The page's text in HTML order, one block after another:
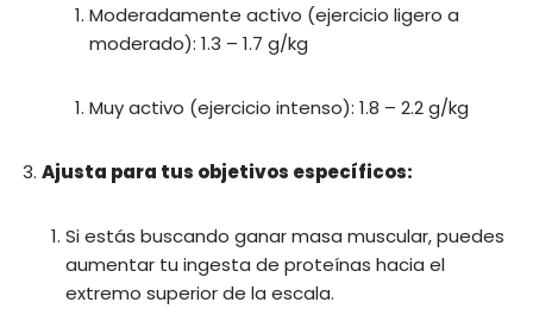
Moderadamente activo (ejercicio ligero a
moderado): 1.3 – 1.7 g/kg
Muy activo (ejercicio intenso): 1.8 – 2.2 g/kg
Ajusta para tus objetivos específicos:
Si estás buscando ganar masa muscular, puedes
aumentar tu ingesta de proteínas hacia el
extremo superior de la escala.